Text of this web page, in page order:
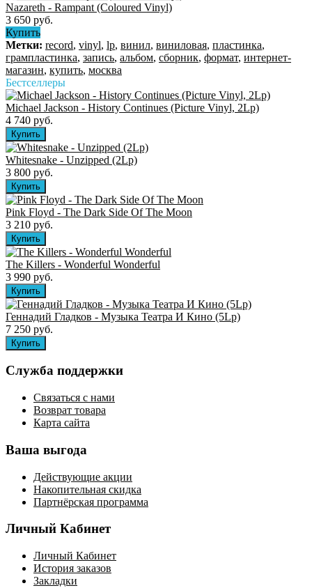
Nazareth - Rampant (Coloured Vinyl)
3 650 руб.
Купить
Метки: record, vinyl, lp, винил, виниловая, пластинка,
грампластинка, запись, альбом, сборник, формат, интернет-
магазин, купить, москва
Бестселлеры
Michael Jackson - History Continues (Picture Vinyl, 2Lp)
4 740 руб.
Whitesnake - Unzipped (2Lp)
3 800 руб.
Pink Floyd - The Dark Side Of The Moon
3 210 руб.
The Killers ‎- Wonderful Wonderful
3 990 руб.
Геннадий Гладков - Музыка Театра И Кино (5Lp)
7 250 руб.
Служба поддержки
Связаться с нами
Возврат товара
Карта сайта
Ваша выгода
Действующие акции
Накопительная скидка
Партнёрская программа
Личный Кабинет
Личный Кабинет
История заказов
Закладки